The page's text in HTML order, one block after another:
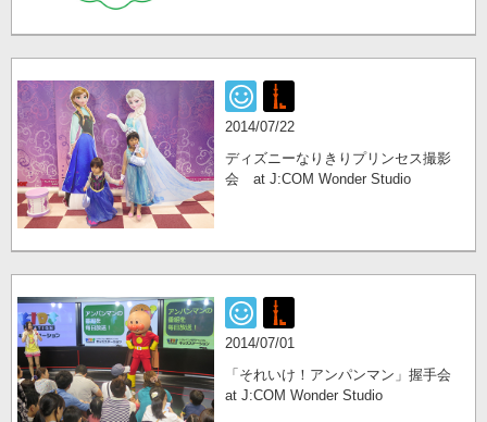
2014/07/22
ディズニーなりきりプリンセス撮影
会 at J:COM Wonder Studio
2014/07/01
「それいけ！アンパンマン」握手会
at J:COM Wonder Studio